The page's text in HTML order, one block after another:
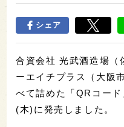
シェア
合資会社 光武酒造場（
ーエイチプラス（大阪
べて詰めた「QRコー
(木)に発売しました。